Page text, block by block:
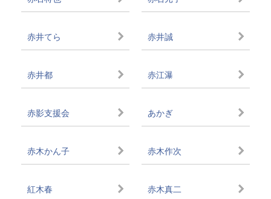
赤井てら 赤井誠
赤井都 赤江瀑
赤影支援会 あかぎ
赤木かん子 赤木作次
紅木春 赤木真二